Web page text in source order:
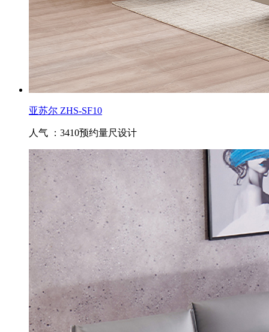
亚苏尔 ZHS-SF10
人气 ：3410预约量尺设计